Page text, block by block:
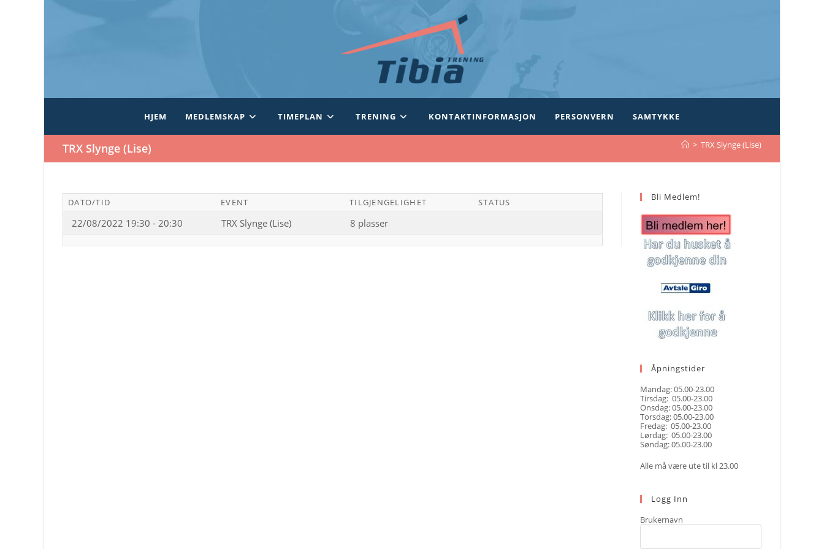
HJEM MEDLEMSKAP TIMEPLAN TRENING KONTAKTINFORMASJON PERSONVERN SAMTYKKE
TRX Slynge (Lise) > TRX Slynge (Lise)
DATO/TID EVENT TILGJENGELIGHET STATUS
22/08/2022 19:30 - 20:30 TRX Slynge (Lise) 8 plasser
Bli Medlem!
Åpningstider
Mandag: 05.00-23.00
Tirsdag: 05.00-23.00
Onsdag: 05.00-23.00
Torsdag: 05.00-23.00
Fredag: 05.00-23.00
Lørdag: 05.00-23.00
Søndag: 05.00-23.00
Alle må være ute til kl 23.00
Logg Inn
Brukernavn